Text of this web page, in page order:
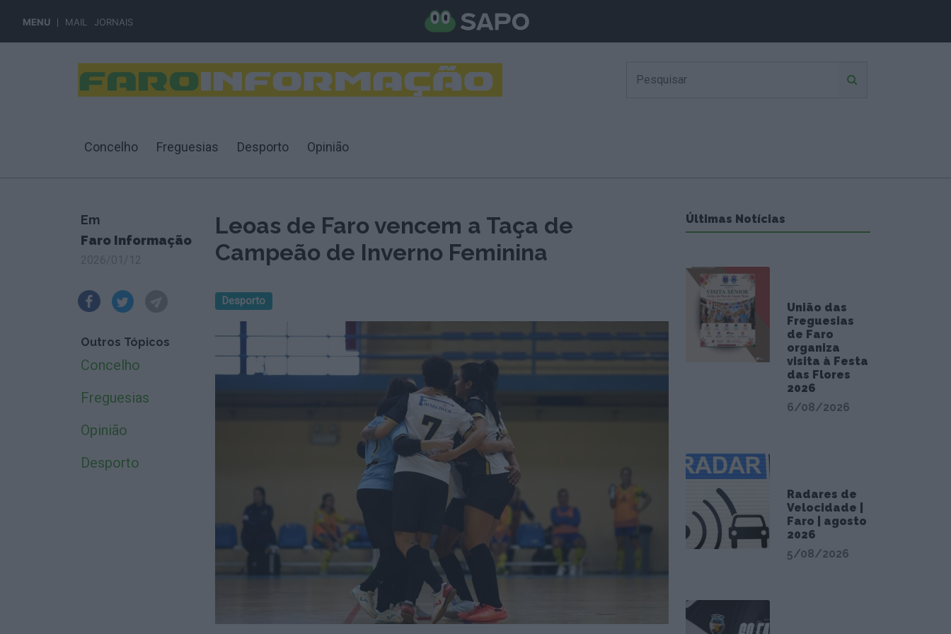
MENU MAIL JORNAIS
Concelho Freguesias Desporto Opinião
Em
Faro Informação
Outros Tópicos
Concelho
Freguesias
Opinião
Desporto
Leoas de Faro vencem a Taça de
Campeão de Inverno Feminina
Desporto
Últimas Notícias
União das
Freguesias
de Faro
organiza
visita à Festa
das Flores
2026
6/08/2026
Radares de
Velocidade |
Faro | agosto
2026
5/08/2026